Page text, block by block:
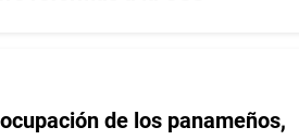
de los panameños,